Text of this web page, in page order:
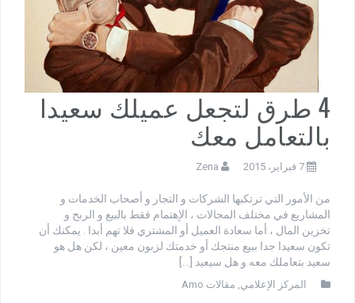
4 طرق لتجعل عميلك سعيدا
بالتعامل معك
7 فبراير، 2015 Zena
من الأمور التي ترتكبها الشركات و التجار و أصحاب الخدمات و
المشاريع في مختلف المجالات ، الإهتمام فقط بالبيع و الربح و
تخزين المال ، أما سعادة العميل أو المشتري فلا تهم أبدا . يمكنك أن
تكون سعيدا جدا ببيع منتجك أو خدمتك لزبون معين ، لكن هل هو
سعيد بتعاملك معه و هل سيعيد […]
المركز الإعلامي , مقالات Amo